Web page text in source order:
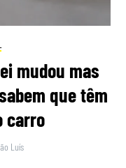
mudou mas
que têm
carro
Luís